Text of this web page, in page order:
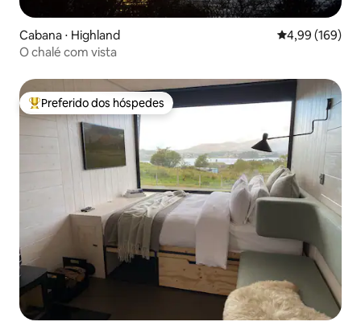
Cabana ⋅ Highland 4,99 de uma
4,99 (169)
O chalé com vista
Entre os melhores preferidos dos hóspedes
Preferido dos hóspedes